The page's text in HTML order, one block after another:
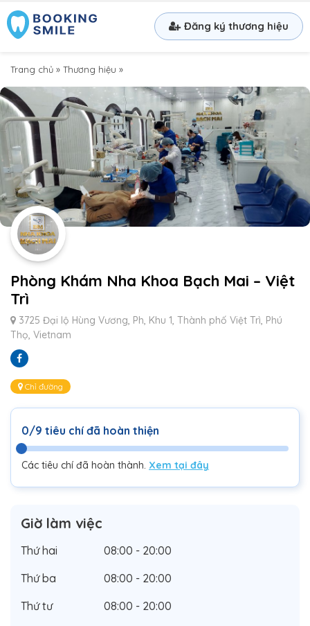
Đăng ký thương hiệu
Trang chủ » Thương hiệu »
Phòng Khám Nha Khoa Bạch Mai – Việt
Trì
3725 Đại lộ Hùng Vương, Ph, Khu 1, Thành phố Việt Trì, Phú
Thọ, Vietnam
Chỉ đường
0/9 tiêu chí đã hoàn thiện
Các tiêu chí đã hoàn thành. Xem tại đây
Giờ làm việc
Thứ hai
08:00 - 20:00
Thứ ba
08:00 - 20:00
Thứ tư
08:00 - 20:00